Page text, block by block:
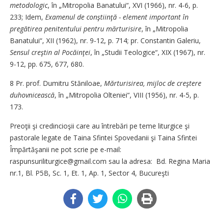
metodologic, în „Mitropolia Banatului“, XVI (1966), nr. 4-6, p.
233; Idem, Examenul de conştiinţă - element important în
pregătirea penitentului pentru mărturisire, în „Mitropolia
Banatului“, XII (1962), nr. 9-12, p. 714; pr. Constantin Galeriu,
Sensul creştin al Pocăinţei, în „Studii Teologice“, XIX (1967), nr.
9-12, pp. 675, 677, 680.
8 Pr. prof. Dumitru Stăniloae, Mărturisirea, mijloc de creştere
duhovnicească, în „Mitropolia Olteniei“, VIII (1956), nr. 4-5, p.
173.
Preoţii şi credincioşii care au întrebări pe teme liturgice şi
pastorale legate de Taina Sfintei Spovedanii şi Taina Sfintei
Împărtăşanii ne pot scrie pe e-mail:
raspunsuriliturgice@gmail.com sau la adresa: Bd. Regina Maria
nr.1, Bl. P5B, Sc. 1, Et. 1, Ap. 1, Sector 4, Bucureşti